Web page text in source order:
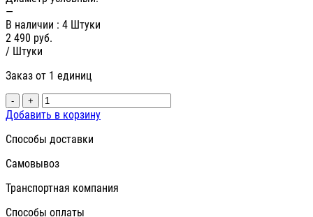
—
В наличии : 4 Штуки
2 490 руб.
/ Штуки
Заказ от 1 единиц
- +
Добавить в корзину
Способы доставки
Самовывоз
Транспортная компания
Способы оплаты